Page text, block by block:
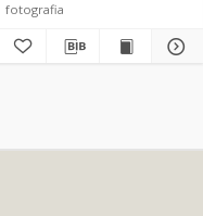
fotografia